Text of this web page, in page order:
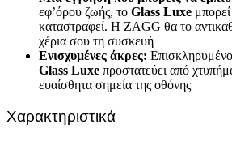
εφ’όρου ζωής, το Glass Luxe
καταστραφεί. Η ZAGG θα το
χέρια σου τη συσκευή
Ενισχυμένες άκρες:
Glass Luxe προστατεύει από
ευαίσθητα σημεία της οθόνης
Χαρακτηριστικά